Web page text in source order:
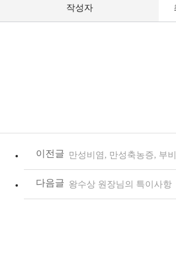
작성자
만성비염, 만성축농증, 부
왕수상 원장님의 특이사항